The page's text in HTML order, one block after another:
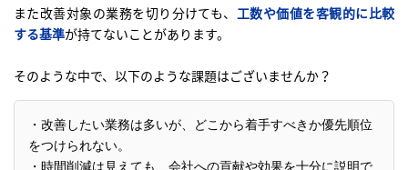
また改善対象の業務を切り分けても、 工数や価値を客観的に比較
する基準が持てないことがあります。
そのような中で、以下のような課題はございませんか？
・改善したい業務は多いが、どこから着手すべきか優先順位
をつけられない。
・時間削減は見えても、会社への貢献や効果を十分に説明で